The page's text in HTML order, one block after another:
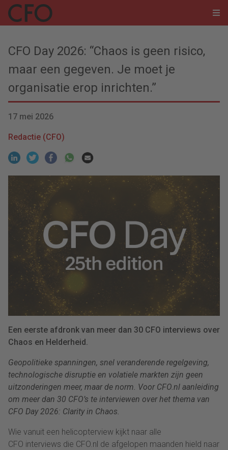
CFO Day 2026: “Chaos is geen risico,
maar een gegeven. Je moet je
organisatie erop inrichten.”
17 mei 2026
Redactie (CFO)
Een eerste afdronk van meer dan 30 CFO interviews over
Chaos en Helderheid.
Geopolitieke spanningen, snel veranderende regelgeving,
technologische disruptie en volatiele markten zijn geen
uitzonderingen meer, maar de norm. Voor CFO.nl aanleiding
om meer dan 30 CFO’s te interviewen over het thema van
CFO Day 2026: Clarity in Chaos.
Wie vanuit een helicopterview kijkt naar alle
CFO interviews die CFO.nl de afgelopen maanden hield naar